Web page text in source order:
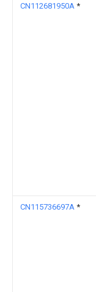
CN112681950A *
CN115736697A *